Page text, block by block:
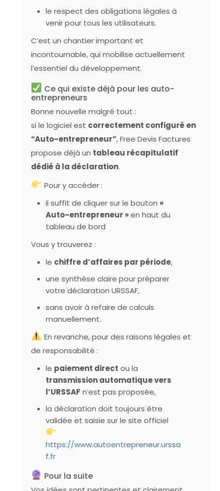
le respect des obligations légales à
venir pour tous les utilisateurs.
C’est un chantier important et
incontournable, qui mobilise actuellement
l’essentiel du développement.
Ce qui existe déjà pour les auto-
entrepreneurs
Bonne nouvelle malgré tout :
si le logiciel est correctement configuré en
“Auto-entrepreneur”, Free Devis Factures
propose déjà un tableau récapitulatif
dédié à la déclaration.
Pour y accéder :
il suffit de cliquer sur le bouton «
Auto-entrepreneur »en haut du
tableau de bord
Vous y trouverez :
le chiffre d’affaires par période,
une synthèse claire pour préparer
votre déclaration URSSAF,
sans avoir à refaire de calculs
manuellement.
En revanche, pour des raisons légales et
de responsabilité :
le paiement direct ou la
transmission automatique vers
l’URSSAF n’est pas proposée,
la déclaration doit toujours être
validée et saisie sur le site officiel
https://www.autoentrepreneur.urssa
f.fr
Pour la suite